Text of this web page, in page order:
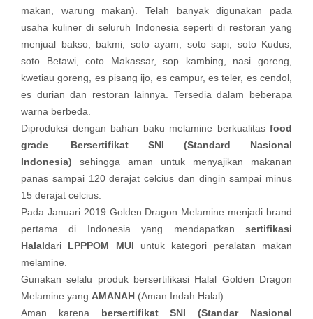
makan, warung makan). Telah banyak digunakan pada
usaha kuliner di seluruh Indonesia seperti di restoran yang
menjual bakso, bakmi, soto ayam, soto sapi, soto Kudus,
soto Betawi, coto Makassar, sop kambing, nasi goreng,
kwetiau goreng, es pisang ijo, es campur, es teler, es cendol,
es durian dan restoran lainnya. Tersedia dalam beberapa
warna berbeda.
Diproduksi dengan bahan baku melamine berkualitas food
grade
Bersertifikat SNI (Standard Nasional
Indonesia) sehingga aman untuk menyajikan makanan
panas sampai 120 derajat celcius dan dingin sampai minus
15 derajat celcius.
Pada Januari 2019 Golden Dragon Melamine menjadi brand
pertama di Indonesia yang mendapatkan sertifikasi
Halaldari LPPPOM MUI untuk kategori peralatan makan
melamine.
Gunakan selalu produk bersertifikasi Halal Golden Dragon
Melamine yang AMANAH (Aman Indah Halal).
Aman karena bersertifikat SNI (Standar Nasional